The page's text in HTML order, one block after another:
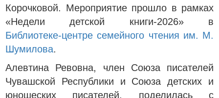
Корочковой. Мероприятие прошло в рамках
«Недели детской книги‑2026» в
Библиотеке‑центре семейного чтения им. М.
Шумилова.
Алевтина Ревовна, член Союза писателей
Чувашской Республики и Союза детских и
юношеских писателей, поделилась с